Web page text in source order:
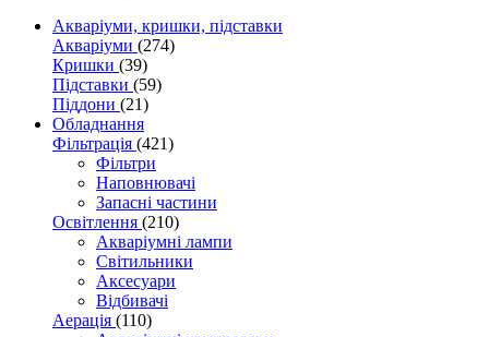
Акваріуми, кришки, підставки
Акваріуми (274)
Кришки (39)
Підставки (59)
Піддони (21)
Обладнання
Фільтрація (421)
Фільтри
Наповнювачі
Запасні частини
Освітлення (210)
Акваріумні лампи
Світильники
Аксесуари
Відбивачі
Аерація (110)